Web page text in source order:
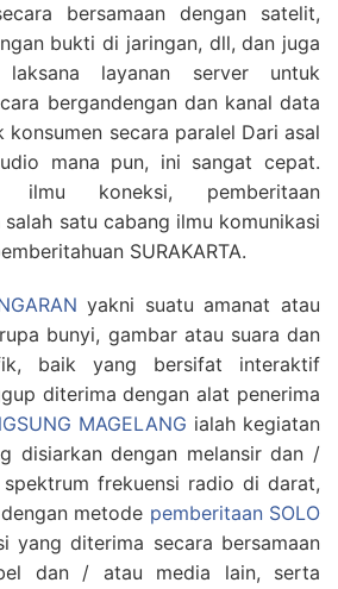
bersamaan dengan satelit,
bukti di jaringan, dll, dan juga
laksana layanan server untuk
bergandengan dan kanal data
konsumen secara paralel Dari asal
mana pun, ini sangat cepat.
ilmu koneksi, pemberitaan
salah satu cabang ilmu komunikasi
SURAKARTA.
yakni suatu amanat atau
bunyi, gambar atau suara dan
baik yang bersifat interaktif
diterima dengan alat penerima
MAGELANG ialah kegiatan
disiarkan dengan melansir dan /
frekuensi radio di darat,
metode pemberitaan SOLO
yang diterima secara bersamaan
dan / atau media lain, serta